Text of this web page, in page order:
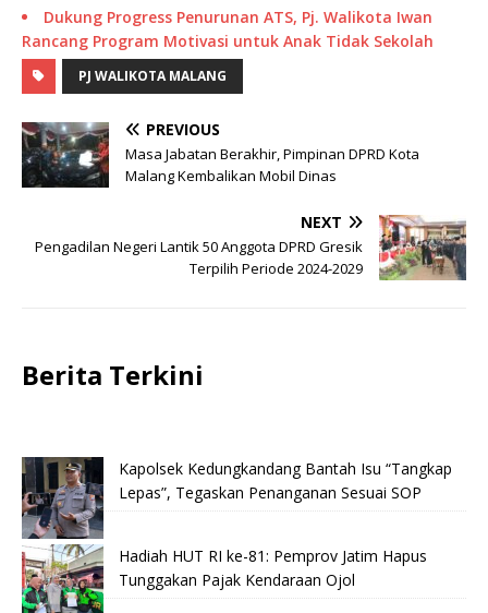
Dukung Progress Penurunan ATS, Pj. Walikota Iwan
Rancang Program Motivasi untuk Anak Tidak Sekolah
PJ WALIKOTA MALANG
PREVIOUS
Masa Jabatan Berakhir, Pimpinan DPRD Kota
Malang Kembalikan Mobil Dinas
NEXT
Pengadilan Negeri Lantik 50 Anggota DPRD Gresik
Terpilih Periode 2024-2029
Berita Terkini
Kapolsek Kedungkandang Bantah Isu “Tangkap
Lepas”, Tegaskan Penanganan Sesuai SOP
Hadiah HUT RI ke-81: Pemprov Jatim Hapus
Tunggakan Pajak Kendaraan Ojol